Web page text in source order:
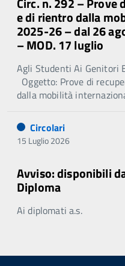
e di rientro dalla
2025-26 – dal 26
– MOD. 17 luglio
Agli Studenti Ai Genitori
Oggetto: Prove di
dalla mobilità
Circolari
15 Luglio 2026
Avviso: disponibili
Diploma
Ai diplomati a.s.